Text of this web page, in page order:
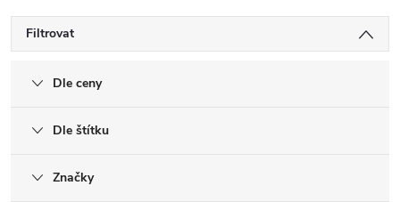
Filtrovat
Dle ceny
Dle štítku
Značky